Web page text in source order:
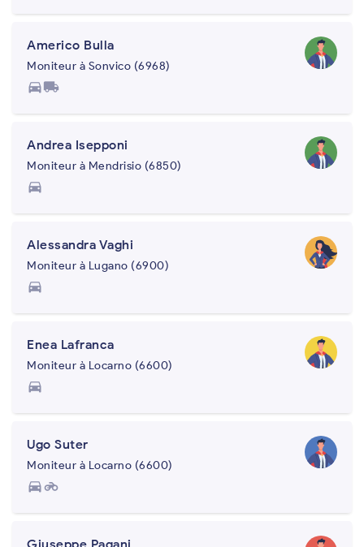
Americo Bulla
Moniteur à Sonvico (6968)
directions_carlocal_shipping
Andrea Isepponi
Moniteur à Mendrisio (6850)
directions_car
Alessandra Vaghi
Moniteur à Lugano (6900)
directions_car
Enea Lafranca
Moniteur à Locarno (6600)
directions_car
Ugo Suter
Moniteur à Locarno (6600)
directions_carmotorcycle